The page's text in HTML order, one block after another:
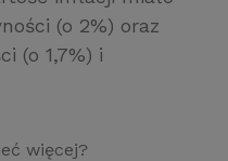
(o 2%) oraz
(o 1,7%) i
więcej?